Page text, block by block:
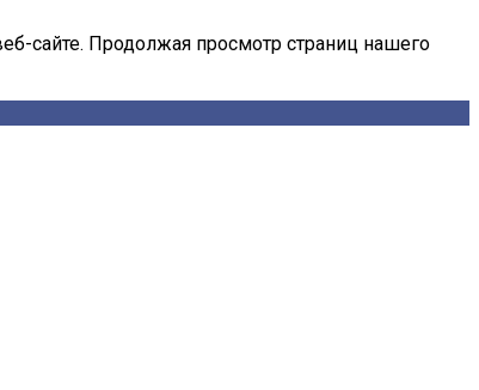
сайте. Продолжая просмотр страниц нашего